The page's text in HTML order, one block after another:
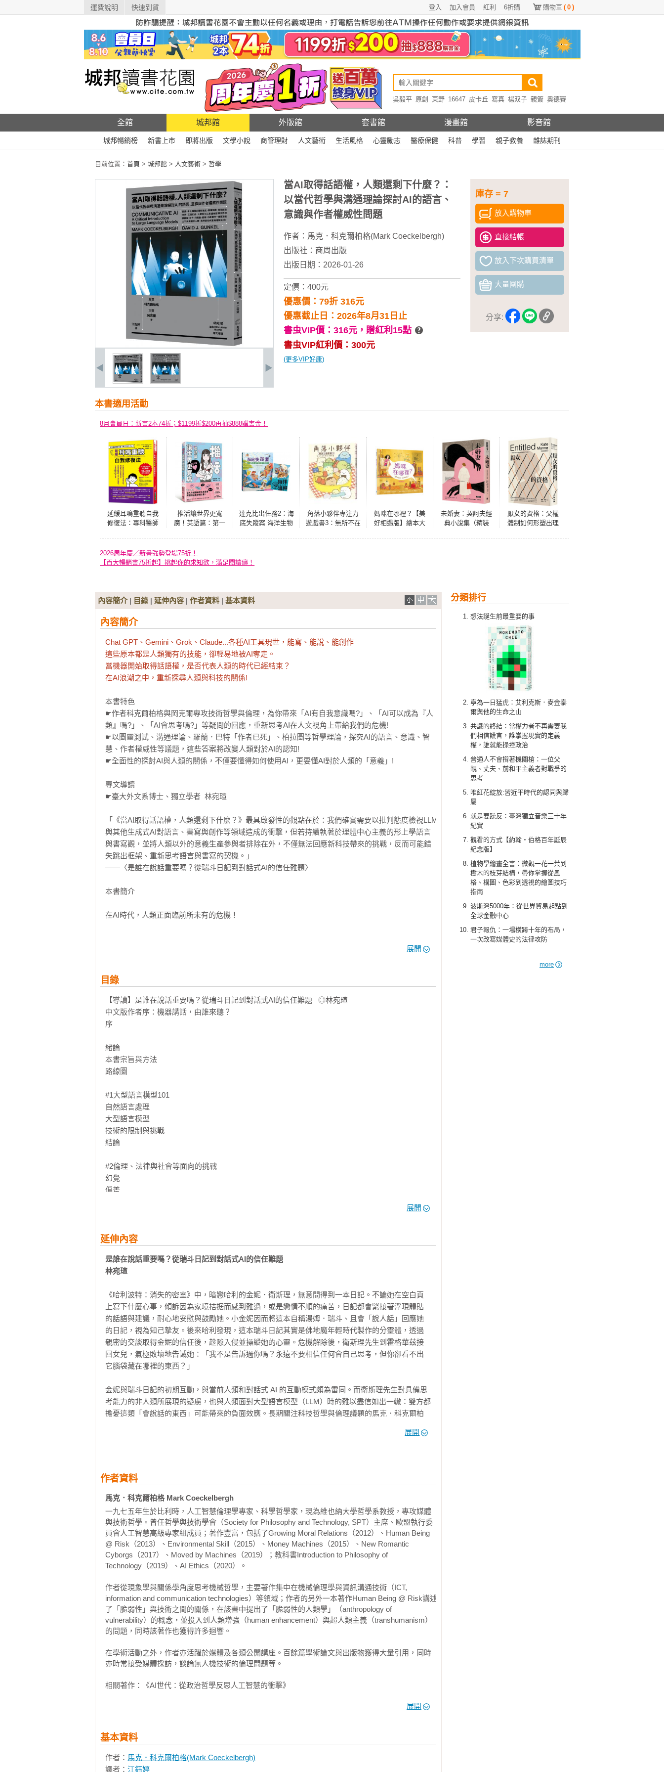
運費說明 快速到貨 購物車 ( 0 )
6折購
紅利
加入會員
登入
吳毅平 原創 東野 16647 皮卡丘 寫真 楊双子 親簽 奧德賽
全館 城邦館 外版館 套書館 漫畫館 影音館
城邦暢銷榜 新書上市 即將出版 文學小說 商管理財 人文藝術 生活風格 心靈勵志 醫療保健 科普 學習 親子教養 雜誌期刊
目前位置： 首頁 > 城邦館 > 人文藝術 > 哲學
庫存 = 7
放入購物車
直接結帳
放入下次購買清單
大量團購
分享:
當AI取得話語權，人類還剩下什麼？：
以當代哲學與溝通理論探討AI的語言、
意識與作者權威性問題
作者： 馬克．科克爾柏格(Mark Coeckelbergh)
出版社： 商周出版
出版日期：2026-01-26
定價：400元
優惠價：79折 316元
優惠截止日：2026年8月31日止
書虫VIP價：316元， 贈紅利15點
書虫VIP紅利價：300元
(更多VIP好康)
本書適用活動
8月會員日：新書2本74折；$1199折$200再抽$888購書金！
延緩耳鳴重聽自我
修復法：專科醫師
推活讓世界更寬
廣！英語篇：第一
境追星必備之書！
達克比出任務2：海
底失蹤案 海洋生物
角落小夥伴專注力
遊戲書3：無所不在
媽咪在哪裡？【美
好相遇版】繪本大
未婚妻：契訶夫經
典小說集（精裝
厭女的資格：父權
體制如何形塑出理
2026周年慶／新書強勢登場75折！
【百大暢銷書75折起】挑起你的求知欲，滿足閱讀癮！
分類排行
想法誕生前最重要的事
寧為一日猛虎：艾利克斯．麥金泰
爾與他的生命之山
共識的終結：當權力者不再需要我
們相信謊言，誰掌握現實的定義
權，誰就能操控政治
普通人不會揹著機關槍：一位父
親、丈夫、前和平主義者對戰爭的
思考
唯紅花綻放:習近平時代的認同與歸
屬
就是要躁反：臺灣獨立音樂三十年
紀實
觀看的方式【約翰‧伯格百年誕辰
紀念版】
植物學繪畫全書：微觀一花一葉到
樹木的枝芽結構，帶你掌握從風
格、構圖、色彩到透視的繪圖技巧
指南
波斯灣5000年：從世界貿易起點到
全球金融中心
君子報仇：一場橫跨十年的布局，
一次改寫媒體史的法律攻防
more
內容簡介| 目錄 | 延伸內容 | 作者資料 | 基本資料
內容簡介
Chat GPT、Gemini、Grok、Claude...各種AI工具現世，能寫、能說、能創作
這些原本都是人類獨有的技能，卻輕易地被AI奪走。
當機器開始取得話語權，是否代表人類的時代已經結束？
在AI浪潮之中，重新探尋人類與科技的關係!
本書特色
☛作者科克爾柏格與岡克爾專攻技術哲學與倫理，為你帶來「AI有自我意識嗎?」、「AI可以成為『人
類』嗎?」、「AI會思考嗎?」等疑問的回應，重新思考AI在人文視角上帶給我們的危機!
☛以圖靈測試、溝通理論、羅蘭．巴特「作者已死」、柏拉圖等哲學理論，探究AI的語言、意識、智
慧、作者權威性等議題，這些答案將改變人類對於AI的認知!
☛全面性的探討AI與人類的關係，不僅要懂得如何使用AI，更要懂AI對於人類的「意義」!
專文導讀
☛臺大外文系博士、獨立學者  林宛瑄
「《當AI取得話語權，人類還剩下什麼？》最具啟發性的觀點在於：我們確實需要以批判態度檢視LLM
與其他生成式AI對語言、書寫與創作等領域造成的衝擊，但若持續執著於理體中心主義的形上學語言
與書寫觀，並將人類以外的意義生產參與者排除在外，不僅無法回應新科技帶來的挑戰，反而可能錯
失跳出框架、重新思考語言與書寫的契機。」
——〈是誰在說話重要嗎？從瑞斗日記到對話式AI的信任難題〉
本書簡介
在AI時代，人類正面臨前所未有的危機！
認知，同時也動搖了人類的地位，迫使我們重新思考AI與我們之間的關係。這引起諸多在哲學上的關
☛AI有自我意識嗎？
二○二二年六月，前Google工程師勒模因曾宣稱LaDMA具有自我意識，即使最後不了了之，但是AI是
否具有意識始終是幽靈般的懸問。
現在AI已然通過了圖靈測試，字句、語氣與斷句無一不像人類，但是AI能「理解」自己在說什麼嗎？還
是只是鸚鵡學舌？
直到今天，諸多學術期刊與雜誌仍然只將「作者」的頭銜給予「真正的人類」，但是更多創作者加入
了與AI共同創作的行列，甚至要求給予AI「作者」的頭銜......
☛人類的寫作還有未來嗎？
羅蘭．巴特的「作者已死」成真！只要動動手指、下提示詞，一篇文章彈指之間便可完成。這是寫作
面對這些動搖人類地位的問題，我們必須追本溯源，回歸最基礎的定義與哲學上的提問：什麼是意
識？什麼是語言？最重要的是，這些回答是否可以延伸至AI上？
作者馬克．科克爾柏格與大衛．岡克爾專攻機械哲學與技術哲學，多年鑽研機器、哲學與倫理相關的
社會與法律問題，科克爾柏格與岡克爾嘗試以當代哲學、語言學、思想實驗與溝通理論回應這些嶄新
的議題，使我們重新思考AI對於語言、意識與作者權威性等所造成的衝擊。
展開
目錄
【導讀】是誰在說話重要嗎？從瑞斗日記到對話式AI的信任難題   ◎林宛瑄
中文版作者序：機器講話，由誰來聽？
序
緒論
本書宗旨與方法
路線圖
#1大型語言模型101
自然語言處理
大型語言模型
技術的限制與挑戰
結論
#2倫理、法律與社會等面向的挑戰
幻覺
偏差
抄襲與版權
#3智慧、意識與他心問題
機器智慧
語言與思想
#4語言、意義與溝通
關於語言與意義的兩種觀點
大型語言模型及語言
溝通：從傳播到混搭文化
關於大型語言模型的思考與討論
#5作者身分與權威
作者是什麼？
大型語言模型
事實不準確、錯誤資訊與幻覺
什麼是真理？柏拉圖的現實主義、真理符應論及其批評
真理受困？再訪LLM所生成的幻覺、胡扯與錯誤資訊
民主與LLM的責任發展
#7書寫有沒有未來？
理體中心主義及其影響
大型語言模型
書寫的未來
參考資料
展開
延伸內容
是誰在說話重要嗎？從瑞斗日記到對話式AI的信任難題
林宛瑄
《哈利波特：消失的密室》中，暗戀哈利的金妮．衛斯理，無意間得到一本日記。不論她在空白頁
上寫下什麼心事，傾訴因為家境拮据而感到難過，或是戀情不順的痛苦，日記都會緊接著浮現體貼
的話語與建議，耐心地安慰與鼓勵她。小金妮因而將這本自稱湯姆．瑞斗、且會「說人話」回應她
的日記，視為知己摯友。後來哈利發現，這本瑞斗日記其實是佛地魔年輕時代製作的分靈體，透過
親密的交談取得金妮的信任後，趁隙入侵並操縱她的心靈。危機解除後，衛斯理先生到霍格華茲接
回女兒，氣極敗壞地告誡她：「我不是告訴過你嗎？永遠不要相信任何會自己思考，但你卻看不出
它腦袋藏在哪裡的東西？」
金妮與瑞斗日記的初期互動，與當前人類和對話式 AI 的互動模式頗為雷同。而衛斯理先生對具備思
考能力的非人類所展現的疑慮，也與人類面對大型語言模型（LLM）時的難以盡信如出一轍：雙方都
擔憂這類「會說話的東西」可能帶來的負面效應。長期關注科技哲學與倫理議題的馬克．科克爾柏
律與社會層面的挑戰，例如 LLM「幻覺」與錯誤資訊對個人與民主造成的傷害、預訓練資料所含偏
襲與版權的延伸爭議。
上述議題自 ChatGPT 問世以來，便反覆出現在各種討論之中。然而，本書的關注焦點並不在於盤點
AI 的技術風險或提出對應策略，而是試圖回到更根本的問題。作者從「機器會說話」這一現象切
入，指出當非人類系統能夠流暢地生成語言時，將如何動搖我們對語言主體與作者身分等既有概念
的理解。由此出發，本書進一步追問：機器是否真的理解語言？抑或只是看似在與人類溝通？它們
能否參與意義的建構？這類會說話的機器，又將如何重塑智慧、語言與書寫的定義？本書提醒我
們，打造對話式 AI 從來不只是科技問題，而是自始就涉及哲學問題，並踩在西方形上學的敏感神經
上，從人們對圖靈測試的各種解讀即可見一斑。
圖靈測試是 AI 研究初期用來評估機器智慧的重要指標。由於「智慧」本身難以定義，我們也無法直
接觀察其他智慧實體的內部運作，圖靈因此採取一種變通的方法，將機器是否能夠使用語言與人進
行看似自然的對話，視為智慧展現的可觀察跡象。當代 LLM 能夠以與人類難以區分的語言使用方式
與我們溝通，照理說已經破解了圖靈測試。然而，人類往往囿於例外論立場，難以接受智慧與語言
稱之為 AI 效應），以維持自身的特殊地位；另一方面則訴諸源自柏拉圖洞穴寓言的哲學判準，辯稱
LLM 只是「看起來像是在使用語言」，實際上並不真正理解語言，因此對話式 AI 本質上是一種帶有
騙的指控，則反映了人類中心語言觀的防衛反應。在由柏拉圖洞穴寓言與亞里斯多德語言理論所建
達自身想法或表徵外在事物，在符號與現實之間建立關聯，從而產生意義。依此語言觀來看，LLM
並沒有表達自我的意圖，其生成的語言只能指稱洞穴中的黑影，而非外在世界，因此不過是能模擬
語言使用的隨機鸚鵡，或只是拿訓練資料進行文字接龍的幹話機器。
展開
作者資料
馬克．科克爾柏格 Mark Coeckelbergh
一九七五年生於比利時，人工智慧倫理學專家、科學哲學家，現為維也納大學哲學系教授，專攻媒體
與技術哲學。曾任哲學與技術學會（Society for Philosophy and Technology, SPT）主席、歐盟執行委
員會人工智慧高級專家組成員；著作豐富，包括了Growing Moral Relations（2012）、Human Being
@ Risk（2013）、Environmental Skill（2015）、Money Machines（2015）、New Romantic
Cyborgs（2017）、Moved by Machines（2019）；教科書Introduction to Philosophy of
Technology（2019）、AI Ethics（2020）。
作者從現象學與關係學角度思考機械哲學，主要著作集中在機械倫理學與資訊溝通技術（ICT,
information and communication technologies）等領域；作者的另外一本著作Human Being @ Risk講述
了「脆弱性」與技術之間的關係，在該書中提出了「脆弱性的人類學」（anthropology of
vulnerability）的概念，並投入到人類增強（human enhancement）與超人類主義（transhumanism）
的問題，同時該著作也獲得許多迴響。
在學術活動之外，作者亦活躍於媒體及各類公開講座。百餘篇學術論文與出版物獲得大量引用，同時
亦時常接受媒體採訪，談論無人機技術的倫理問題等。
相關著作：《AI世代：從政治哲學反思人工智慧的衝擊》
Journal of Žižek Studies）執行編輯，現為美國學者、任職於美國北伊利諾大學傳播系教授及波蘭拉札
爾斯基大學的應用倫理學系副教授，專門研究技術哲學、人工智慧與其道德與法律難題。曾出版多本
專書，如Person, Thing, Robot: A Moral and Legal Ontology for the 21st Century and
Beyond（2023）、An Introduction to Communication and Artificial Intelligence（2020）、How to
展開
基本資料
作者： 馬克．科克爾柏格(Mark Coeckelbergh)
譯者： 江鈺婷